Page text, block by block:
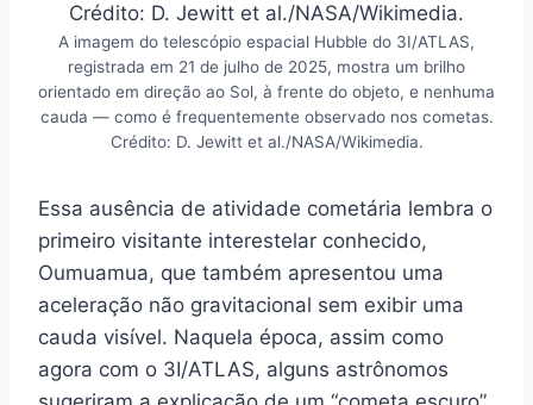
A imagem do telescópio espacial Hubble do 3I/ATLAS,
registrada em 21 de julho de 2025, mostra um brilho
orientado em direção ao Sol, à frente do objeto, e nenhuma
cauda — como é frequentemente observado nos cometas.
Crédito: D. Jewitt et al./NASA/Wikimedia.
Essa ausência de atividade cometária lembra o
primeiro visitante interestelar conhecido,
Oumuamua, que também apresentou uma
aceleração não gravitacional sem exibir uma
cauda visível. Naquela época, assim como
agora com o 3I/ATLAS, alguns astrônomos